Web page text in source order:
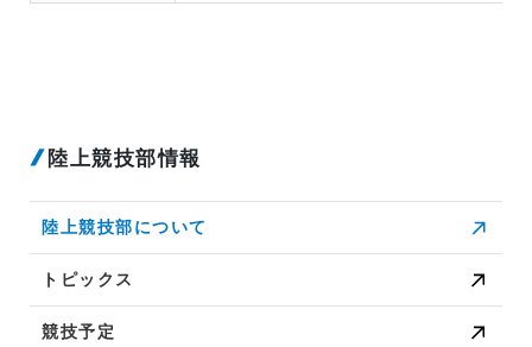
陸上競技部情報
陸上競技部について
トピックス
競技予定